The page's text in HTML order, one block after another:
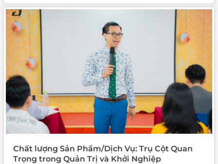
Chất lượng Sản Phẩm/Dịch Vụ: Trụ Cột Quan
Trọng trong Quản Trị và Khởi Nghiệp